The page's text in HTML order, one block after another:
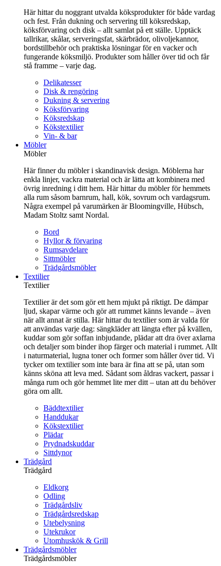
Här hittar du noggrant utvalda köksprodukter för både vardag
och fest. Från dukning och servering till köksredskap,
köksförvaring och disk – allt samlat på ett ställe. Upptäck
tallrikar, skålar, serveringsfat, skärbrädor, olivoljekannor,
bordstillbehör och praktiska lösningar för en vacker och
fungerande köksmiljö. Produkter som håller över tid och får
stå framme – varje dag.
Delikatesser
Disk & rengöring
Dukning & servering
Köksförvaring
Köksredskap
Kökstextilier
Vin- & bar
Möbler
Möbler
Här finner du möbler i skandinavisk design. Möblerna har
enkla linjer, vackra material och är lätta att kombinera med
övrig inredning i ditt hem. Här hittar du möbler för hemmets
alla rum såsom barnrum, hall, kök, sovrum och vardagsrum.
Några exempel på varumärken är Bloomingville, Hübsch,
Madam Stoltz samt Nordal.
Bord
Hyllor & förvaring
Rumsavdelare
Sittmöbler
Trädgårdsmöbler
Textilier
Textilier
Textilier är det som gör ett hem mjukt på riktigt. De dämpar
ljud, skapar värme och gör att rummet känns levande – även
när allt annat är stilla. Här hittar du textilier som är valda för
att användas varje dag: sängkläder att längta efter på kvällen,
kuddar som gör soffan inbjudande, plädar att dra över axlarna
och detaljer som binder ihop färger och material i rummet. Allt
i naturmaterial, lugna toner och former som håller över tid. Vi
tycker om textilier som inte bara är fina att se på, utan som
känns sköna att leva med. Sådant som åldras vackert, passar i
många rum och gör hemmet lite mer ditt – utan att du behöver
göra om allt.
Bäddtextilier
Handdukar
Kökstextilier
Plädar
Prydnadskuddar
Sittdynor
Trädgård
Trädgård
Eldkorg
Odling
Trädgårdsliv
Trädgårdsredskap
Utebelysning
Utekrukor
Utomhuskök & Grill
Trädgårdsmöbler
Trädgårdsmöbler